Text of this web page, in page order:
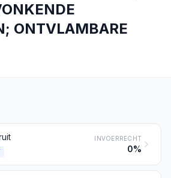
ONTVLAMBARE
INVOERRECHT
0%